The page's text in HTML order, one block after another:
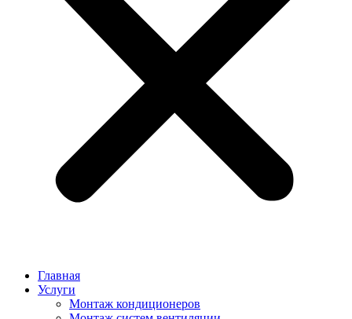
Главная
Услуги
Монтаж кондиционеров